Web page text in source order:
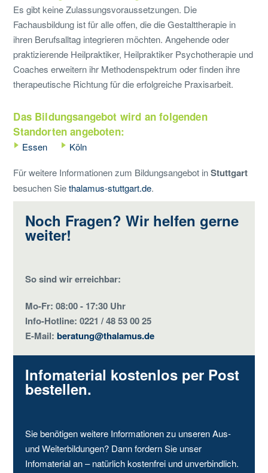
Es gibt keine Zulassungsvoraussetzungen. Die
Fachausbildung ist für alle offen, die die Gestalttherapie in
ihren Berufsalltag integrieren möchten. Angehende oder
praktizierende Heilpraktiker, Heilpraktiker Psychotherapie und
Coaches erweitern ihr Methodenspektrum oder finden ihre
therapeutische Richtung für die erfolgreiche Praxisarbeit.
Das Bildungsangebot wird an folgenden
Standorten angeboten:
Essen Köln
Für weitere Informationen zum Bildungsangebot inStuttgart
besuchen Siethalamus-stuttgart.de.
Noch Fragen? Wir helfen gerne
weiter!
So sind wir erreichbar:
Mo-Fr: 08:00 - 17:30 Uhr
Info-Hotline: 0221 / 48 53 00 25
E-Mail:beratung@thalamus.de
Infomaterial kostenlos per Post
bestellen.
Sie benötigen weitere Informationen zu unseren Aus-
und Weiterbildungen? Dann fordern Sie unser
Infomaterial an – natürlich kostenfrei und unverbindlich.